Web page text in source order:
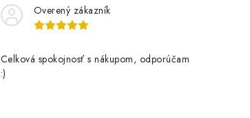
Overený zákazník
Celková spokojnosť s nákupom, odporúčam
:)